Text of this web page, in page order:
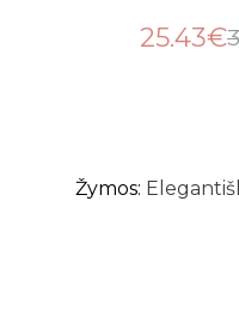
25.43€
Žymos: